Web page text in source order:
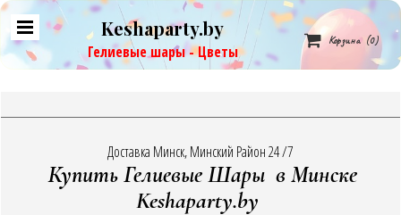
Keshaparty.by
Гелиевые шары - Цветы
 Корзина (0)
Доставка Минск, Минский Район 24 /7
Купить Гелиевые Шары в Минске
Keshaparty.by